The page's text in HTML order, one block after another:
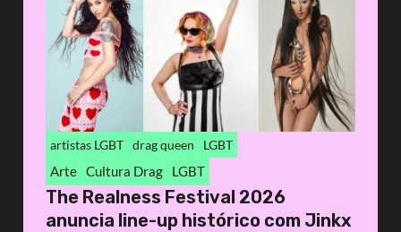
artistas LGBT drag queen LGBT
Arte Cultura Drag LGBT
The Realness Festival 2026
anuncia line-up histórico com Jinkx